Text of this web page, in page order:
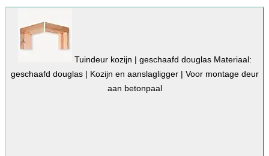
Tuindeur kozijn | geschaafd douglas Materiaal:
geschaafd douglas | Kozijn en aanslagligger | Voor montage deur
aan betonpaal